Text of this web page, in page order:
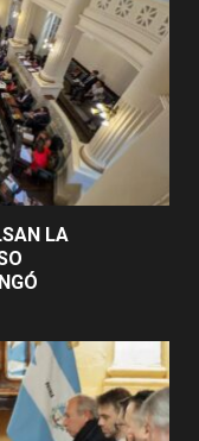
LA